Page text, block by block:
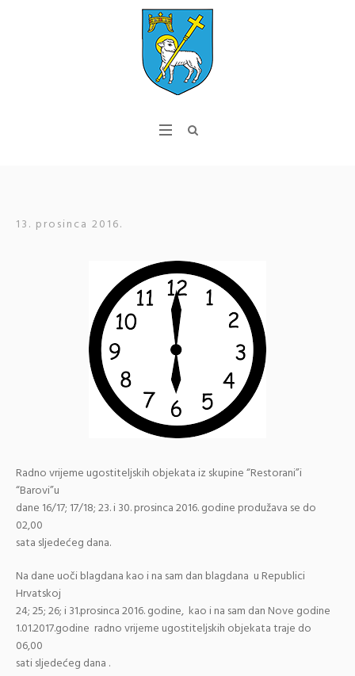
13. prosinca 2016.
Radno vrijeme ugostiteljskih objekata iz skupine “Restorani”i
“Barovi”u
dane 16/17; 17/18; 23. i 30. prosinca 2016. godine produžava se do
02,00
sata sljedećeg dana.
Na dane uoči blagdana kao i na sam dan blagdana u Republici
Hrvatskoj
24; 25; 26; i 31.prosinca 2016. godine, kao i na sam dan Nove godine
1.01.2017.godine radno vrijeme ugostiteljskih objekata traje do
06,00
sati sljedećeg dana .